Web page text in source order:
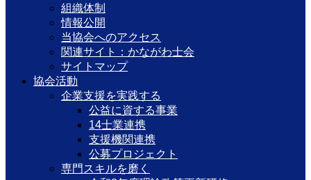
組織体制
情報公開
当協会へのアクセス
関連サイト：かながわ士会
サイトマップ
協会活動
企業支援を実践する
公益に資する事業
14士業連携
支援機関連携
公募プロジェクト
専門スキルを磨く